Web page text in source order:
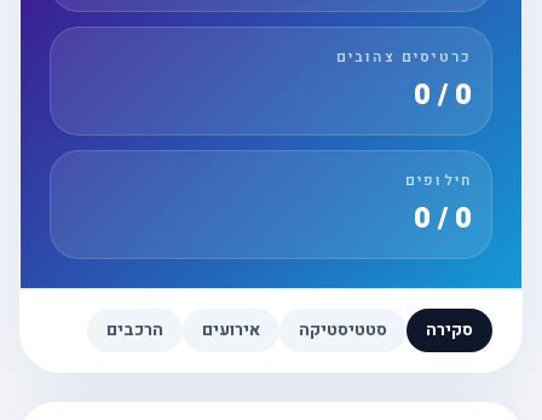
כרטיסים צהובים
חילופים
סקירה סטטיסטיקה אירועים הרכבים